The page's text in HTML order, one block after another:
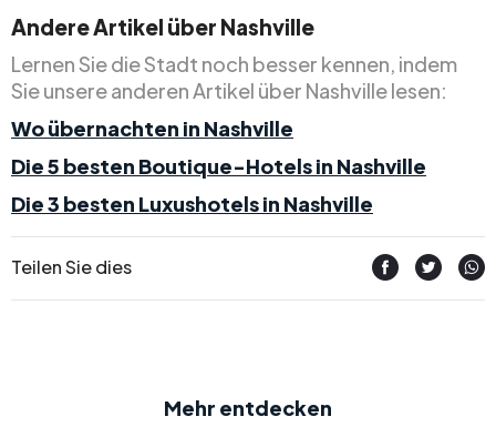
Andere Artikel über Nashville
Lernen Sie die Stadt noch besser kennen, indem
Sie unsere anderen Artikel über Nashville lesen:
Wo übernachten in Nashville
Die 5 besten Boutique-Hotels in Nashville
Die 3 besten Luxushotels in Nashville
Teilen Sie dies
Mehr entdecken